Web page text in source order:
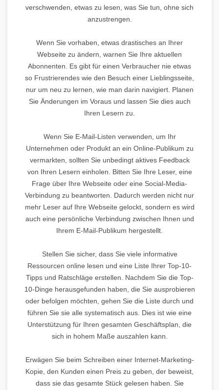
verschwenden, etwas zu lesen, was Sie tun, ohne sich
anzustrengen.
Wenn Sie vorhaben, etwas drastisches an Ihrer
Webseite zu ändern, warnen Sie Ihre aktuellen
Abonnenten. Es gibt für einen Verbraucher nie etwas
so Frustrierendes wie den Besuch einer Lieblingsseite,
nur um neu zu lernen, wie man darin navigiert. Planen
Sie Änderungen im Voraus und lassen Sie dies auch
Ihren Lesern zu.
Wenn Sie E-Mail-Listen verwenden, um Ihr
Unternehmen oder Produkt an ein Online-Publikum zu
vermarkten, sollten Sie unbedingt aktives Feedback
von Ihren Lesern einholen. Bitten Sie Ihre Leser, eine
Frage über Ihre Webseite oder eine Social-Media-
Verbindung zu beantworten. Dadurch werden nicht nur
mehr Leser auf Ihre Webseite gelockt, sondern es wird
auch eine persönliche Verbindung zwischen Ihnen und
Ihrem E-Mail-Publikum hergestellt.
Stellen Sie sicher, dass Sie viele informative
Ressourcen online lesen und eine Liste Ihrer Top-10-
Tipps und Ratschläge erstellen. Nachdem Sie die Top-
10-Dinge herausgefunden haben, die Sie ausprobieren
oder befolgen möchten, gehen Sie die Liste durch und
führen Sie sie alle systematisch aus. Dies ist wie eine
Unterstützung für Ihren gesamten Geschäftsplan, die
sich in hohem Maße auszahlen kann.
Erwägen Sie beim Schreiben einer Internet-Marketing-
Kopie, den Kunden einen Preis zu geben, der beweist,
dass sie das gesamte Stück gelesen haben. Sie